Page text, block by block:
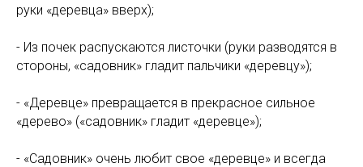
руки «деревца» вверх);
- Из почек распускаются листочки (руки разводятся в
стороны, «садовник» гладит пальчики «деревцу»);
- «Деревце» превращается в прекрасное сильное
«дерево» («садовник» гладит «деревце»);
- «Садовник» очень любит свое «деревце» и всегда